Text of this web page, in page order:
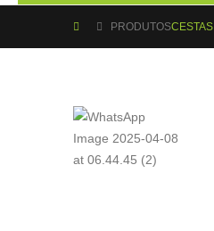
PRODUTOSCESTAS